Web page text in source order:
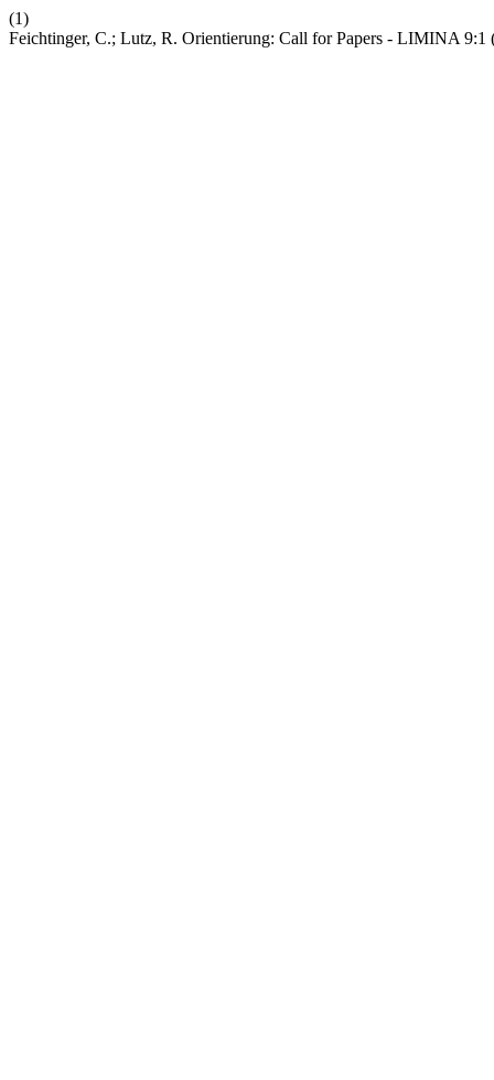
(1)
Feichtinger, C.; Lutz, R. Orientierung: Call for Papers - LIMINA 9:1